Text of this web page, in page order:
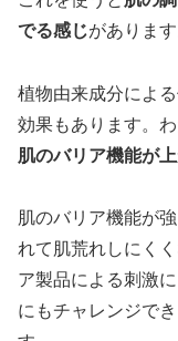
でる感じがあります
植物由来成分によ
効果もあります。
肌のバリア機能が
肌のバリア機能が
れて肌荒れしにく
ア製品による刺激
にもチャレンジで